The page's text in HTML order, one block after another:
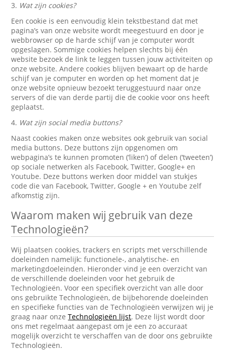
3. Wat zijn cookies?
Een cookie is een eenvoudig klein tekstbestand dat met
pagina’s van onze website wordt meegestuurd en door je
webbrowser op de harde schijf van je computer wordt
opgeslagen. Sommige cookies helpen slechts bij één
website bezoek de link te leggen tussen jouw activiteiten op
onze website. Andere cookies blijven bewaart op de harde
schijf van je computer en worden op het moment dat je
onze website opnieuw bezoekt teruggestuurd naar onze
servers of die van derde partij die de cookie voor ons heeft
geplaatst.
4. Wat zijn social media buttons?
Naast cookies maken onze websites ook gebruik van social
media buttons. Deze buttons zijn opgenomen om
webpagina’s te kunnen promoten (‘liken’) of delen (‘tweeten’)
op sociale netwerken als Facebook, Twitter, Google+ en
Youtube. Deze buttons werken door middel van stukjes
code die van Facebook, Twitter, Google + en Youtube zelf
afkomstig zijn.
Waarom maken wij gebruik van deze
Technologieën?
Wij plaatsen cookies, trackers en scripts met verschillende
doeleinden namelijk: functionele-, analytische- en
marketingdoeleinden. Hieronder vind je een overzicht van
de verschillende doeleinden voor het gebruik de
Technologieën. Voor een specifiek overzicht van alle door
ons gebruikte Technologieën, de bijbehorende doeleinden
en specifieke functies van de Technologieën verwijzen wij je
graag naar onzeTechnologieën lijst. Deze lijst wordt door
ons met regelmaat aangepast om je een zo accuraat
mogelijk overzicht te verschaffen van de door ons gebruikte
Technologieën.